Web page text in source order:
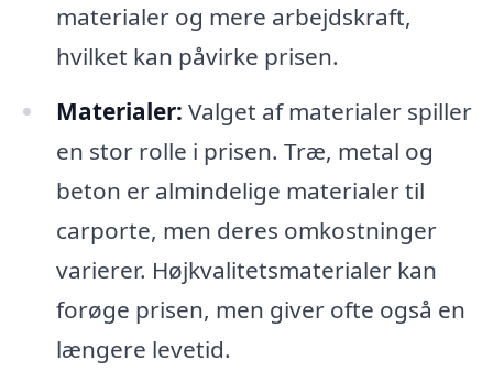
materialer og mere arbejdskraft,
hvilket kan påvirke prisen.
Materialer: Valget af materialer spiller
en stor rolle i prisen. Træ, metal og
beton er almindelige materialer til
carporte, men deres omkostninger
varierer. Højkvalitetsmaterialer kan
forøge prisen, men giver ofte også en
længere levetid.